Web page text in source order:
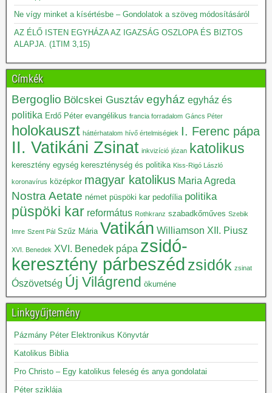
Ne vígy minket a kísértésbe – Gondolatok a szöveg módosításáról
AZ ÉLŐ ISTEN EGYHÁZA AZ IGAZSÁG OSZLOPA ÉS BIZTOS
ALAPJA. (1TIM 3,15)
Címkék
Bergoglio Bölcskei Gusztáv egyház egyház és
politika Erdő Péter evangélikus francia forradalom Gáncs Péter
holokauszt háttérhatalom hívő értelmiségiek I. Ferenc pápa
II. Vatikáni Zsinat inkvizíció józan katolikus
keresztény egység kereszténység és politika Kiss-Rigó László
koronavírus középkor magyar katolikus Maria Agreda
Nostra Aetate német püspöki kar pedofília politika
püspöki kar református Rothkranz szabadkőműves Szebik
Imre Szent Pál Szűz Mária Vatikán Williamson XII. Piusz
XVI. Benedek XVI. Benedek pápa zsidó-
keresztény párbeszéd zsidók zsinat
Ószövetség Új Világrend ökuméne
Linkgyűjtemény
Pázmány Péter Elektronikus Könyvtár
Katolikus Biblia
Pro Christo – Egy katolikus feleség és anya gondolatai
Péter sziklája